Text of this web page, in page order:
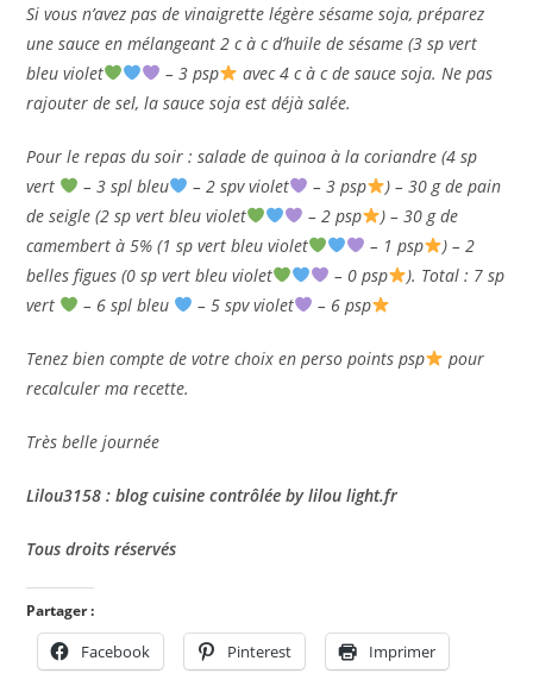
Si vous n’avez pas de vinaigrette légère sésame soja, préparez
une sauce en mélangeant 2 c à c d’huile de sésame (3 sp vert
bleu violet
– 3 psp
avec 4 c à c de sauce soja. Ne pas
rajouter de sel, la sauce soja est déjà salée.
Pour le repas du soir : salade de quinoa à la coriandre (4 sp
vert
– 3 spl bleu – 2 spv violet – 3 psp
) – 30 g de pain
de seigle (2 sp vert bleu violet
– 2 psp
) – 30 g de
camembert à 5% (1 sp vert bleu violet
– 1 psp
) – 2
belles figues (0 sp vert bleu violet
– 0 psp
). Total : 7 sp
vert
– 6 spl bleu – 5 spv violet – 6 psp
Tenez bien compte de votre choix en perso points psp
pour
recalculer ma recette.
Très belle journée
Lilou3158 : blog cuisine contrôlée by lilou light.fr
Tous droits réservés
Partager :
Facebook Pinterest Imprimer